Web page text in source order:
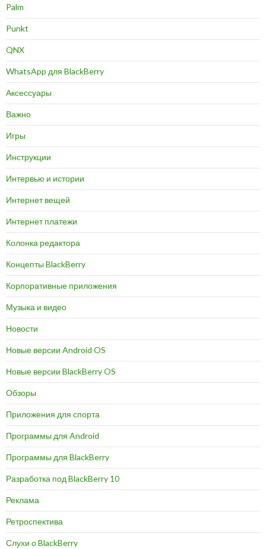
Palm
Punkt
QNX
WhatsApp для BlackBerry
Аксессуары
Важно
Игры
Инструкции
Интервью и истории
Интернет вещей
Интернет платежи
Колонка редактора
Концепты BlackBerry
Корпоративные приложения
Музыка и видео
Новости
Новые версии Android OS
Новые версии BlackBerry OS
Обзоры
Приложения для спорта
Программы для Android
Программы для BlackBerry
Разработка под BlackBerry 10
Реклама
Ретроспектива
Слухи о BlackBerry